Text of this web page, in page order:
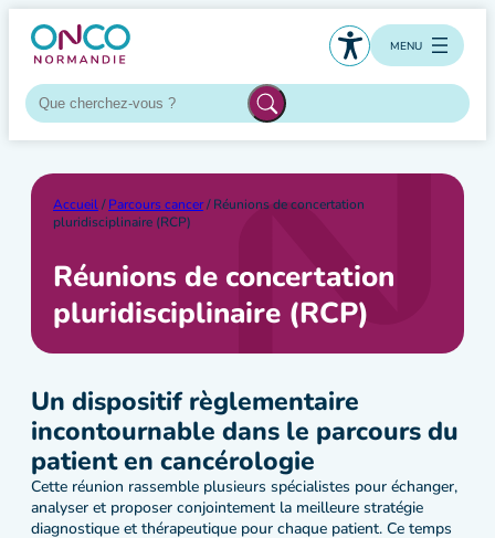
Aller
contenu
MENU
Accueil/Parcours cancer/ Réunions de concertation
pluridisciplinaire (RCP)
Réunions de concertation
pluridisciplinaire (RCP)
Un dispositif règlementaire
incontournable dans le parcours du
patient en cancérologie
Cette réunion rassemble plusieurs spécialistes pour échanger,
analyser et proposer conjointement la meilleure stratégie
diagnostique et thérapeutique pour chaque patient. Ce temps